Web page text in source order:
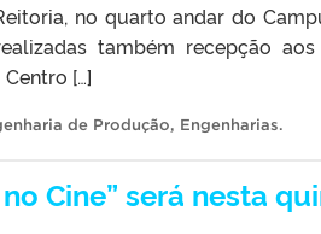
no quarto andar do
também recepção aos
[…]
de Produção, Engenharias.
Cine” será nesta